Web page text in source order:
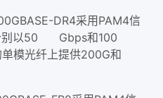
DR4采用PAM4信
别以50 Gbps和100
模光纤上提供200G和